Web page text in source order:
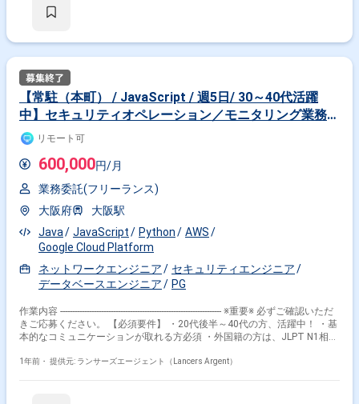
したライブ配信アプリを開発しております。 ・技術側面から主体者として
つつ、 「エンジニア×ビジネス」を結ぶ役割も担え、多様な経験が積めま
す。コンシューマー向けの プロダクトで、ユーザー目線で改善提案が可能
です。グローバル市場進出を考慮し、 マルチリージョン対応や高トラフィ
ックに耐えうるスケーラブルな設計が初期から導入されています。 ■開発
し、 一度企画が形になるとデザイナーがFigmaを用いてその企画をデザイ
り、 これをエンジニアを含むステークホルダー全員で確認し実現可能性な
書化されます。 立案から清書までの各段階での成果物は、FigmaやNotion
を用いて管理され、チーム全員がいつでも参照が可能です。 全体の進捗は
各領域のOwnerやプロジェクトマネージャーが週次のスクラムミーティン
グで管理・進行させていきます。 ■開発体制 各領域のOwnerが必要なバッ
クログを定期的に棚卸し、 その後週初めに各領域のOwnerとメンバーとの
1on1のタイミングで、アサイン作業が行われます。 この際のアサイン
は、メンバーのスキルセットを重視しながら、 メンバーの興味も考慮に入
れます。メンバーには基本的に一週間で完遂可能なポイント数が割り当て
います。 この方法により、開発進捗の管理とメンバーのスキル成長・興味
の追求が両立されています。 配属部署 チーム体制 ・PdM：1名 ・バック
エンドエンジニア：2名 ・モバイルエンジニア：3名 【環境】
【その他】 リモート可 フレックスタイム制 コアタイム：11:00-17:00
【常駐（本町） / JavaScript / 週5日/ 30～40代活躍
中】セキュリティオペレーション／モニタリング業務の
自動化・高度化
リモート可
600,000円/月
業務委託(フリーランス)
大阪府
大阪駅
Java
JavaScript Python
AWS
Google Cloud Platform
ネットワークエンジニア
セキュリティエンジニア
データベースエンジニア
PG
作業内容 ------------------------------------------------------------------- ※重要※ 必ずご確認いただ
きご応募ください。 【必須要件】 ・20代後半～40代の方、活躍中！ ・基
本的なコミュニケーションが取れる方必須 ・外国籍の方は、JLPT N1相当
（副業不可） ・エンジニア実務経験3年以上必須 ---------------------------------------------
1年前・ 提供元: ランサーズエージェント（Lancers Argent）